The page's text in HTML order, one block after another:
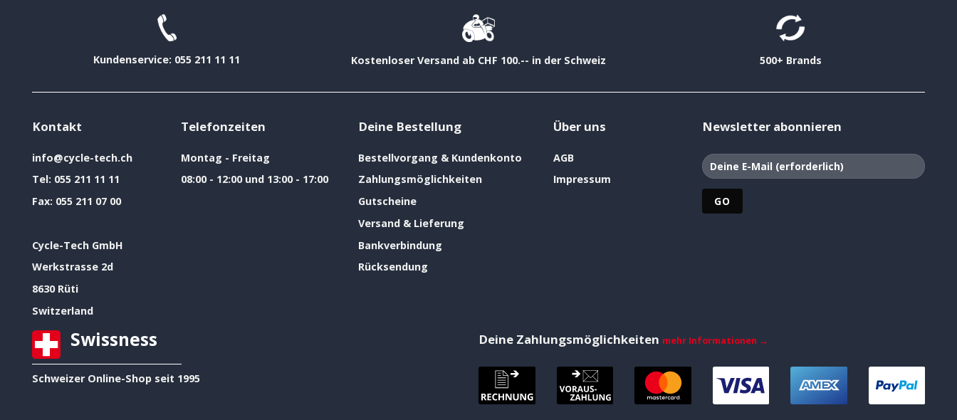
Kundenservice: 055 211 11 11 Kostenloser Versand ab CHF 100.-- in der Schweiz 500+ Brands
Kontakt
info@cycle-tech.ch
Tel: 055 211 11 11
Fax: 055 211 07 00
Cycle-Tech GmbH
Werkstrasse 2d
8630 Rüti
Switzerland
Telefonzeiten
Montag - Freitag
08:00 - 12:00 und 13:00 - 17:00
Deine Bestellung
Bestellvorgang & Kundenkonto
Zahlungsmöglichkeiten
Gutscheine
Versand & Lieferung
Bankverbindung
Rücksendung
Über uns
AGB
Impressum
Newsletter abonnieren
Swissness
Schweizer Online-Shop seit 1995
Deine Zahlungsmöglichkeiten mehr Informationen →